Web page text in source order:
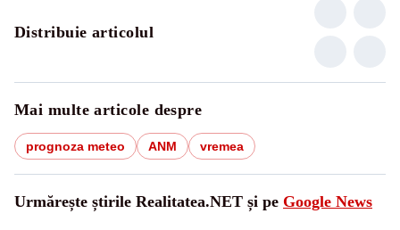
Distribuie articolul
Mai multe articole despre
prognoza meteo ANM vremea
Urmărește știrile Realitatea.NET și pe Google News